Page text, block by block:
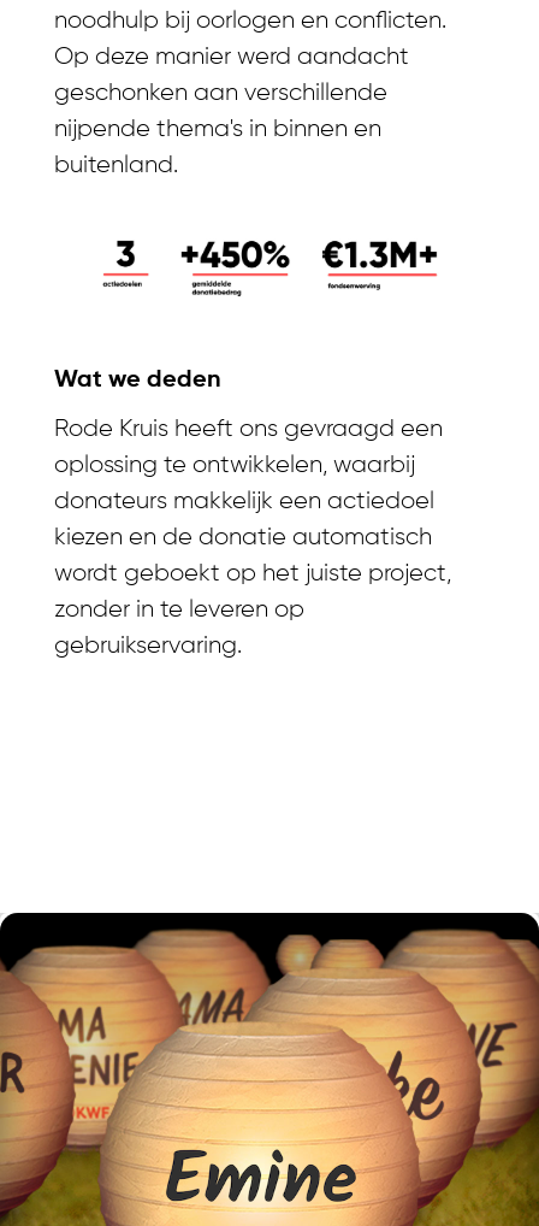
noodhulp bij oorlogen en conflicten.
Op deze manier werd aandacht
geschonken aan verschillende
nijpende thema's in binnen en
buitenland.
Wat we deden​
Rode Kruis heeft ons gevraagd een
oplossing te ontwikkelen, waarbij
donateurs makkelijk een actiedoel
kiezen en de donatie automatisch
wordt geboekt op het juiste project,
zonder in te leveren op
gebruikservaring.